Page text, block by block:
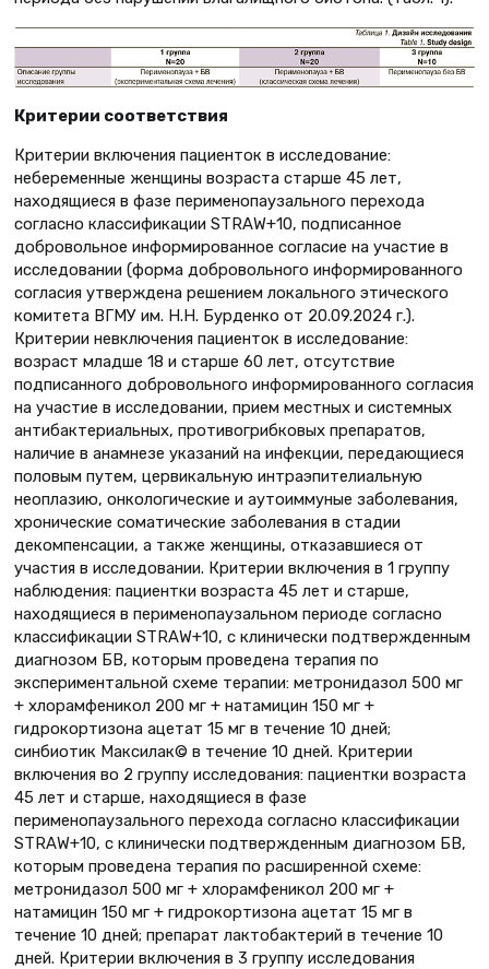
Критерии соответствия
Критерии включения пациенток в исследование:
небеременные женщины возраста старше 45 лет,
находящиеся в фазе перименопаузального перехода
согласно классификации STRAW+10, подписанное
добровольное информированное согласие на участие в
исследовании (форма добровольного информированного
согласия утверждена решением локального этического
комитета ВГМУ им. Н.Н. Бурденко от 20.09.2024 г.).
Критерии невключения пациенток в исследование:
возраст младше 18 и старше 60 лет, отсутствие
подписанного добровольного информированного согласия
на участие в исследовании, прием местных и системных
антибактериальных, противогрибковых препаратов,
наличие в анамнезе указаний на инфекции, передающиеся
половым путем, цервикальную интраэпителиальную
неоплазию, онкологические и аутоиммуные заболевания,
хронические соматические заболевания в стадии
декомпенсации, а также женщины, отказавшиеся от
участия в исследовании. Критерии включения в 1 группу
наблюдения: пациентки возраста 45 лет и старше,
находящиеся в перименопаузальном периоде согласно
классификации STRAW+10, с клинически подтвержденным
диагнозом БВ, которым проведена терапия по
экспериментальной схеме терапии: метронидазол 500 мг
+ хлорамфеникол 200 мг + натамицин 150 мг +
гидрокортизона ацетат 15 мг в течение 10 дней;
синбиотик Максилак© в течение 10 дней. Критерии
включения во 2 группу исследования: пациентки возраста
45 лет и старше, находящиеся в фазе
перименопаузального перехода согласно классификации
STRAW+10, с клинически подтвержденным диагнозом БВ,
которым проведена терапия по расширенной схеме:
метронидазол 500 мг + хлорамфеникол 200 мг +
натамицин 150 мг + гидрокортизона ацетат 15 мг в
течение 10 дней; препарат лактобактерий в течение 10
дней. Критерии включения в 3 группу исследования